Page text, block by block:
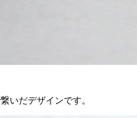
いだデザインです。